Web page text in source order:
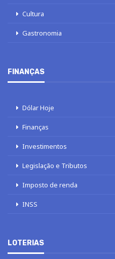
Cultura
Gastronomia
FINANÇAS
Dólar Hoje
Finanças
Investimentos
Legislação e Tributos
Imposto de renda
INSS
LOTERIAS